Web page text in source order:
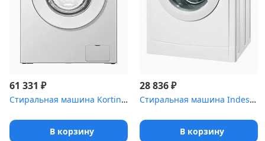
61 331 ₽
Стиральная машина Korting KWM 45DS1277
В корзину
28 836₽
Стиральная машина Indesit IWSD 6105 B (CIS).L 85x60x45, загрузка...
В корзину